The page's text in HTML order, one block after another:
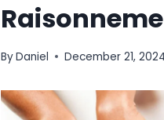
ByDaniel December 21,